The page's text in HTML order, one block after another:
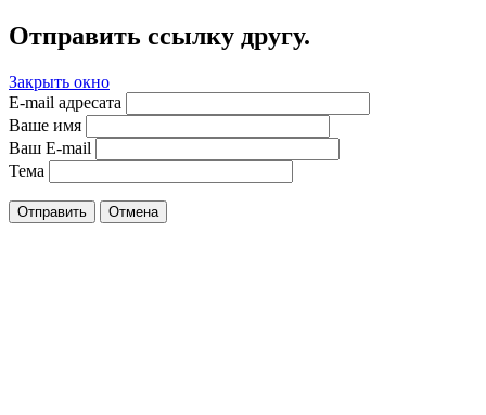
Отправить ссылку другу.
Закрыть окно
E-mail адресата
Ваше имя
Ваш E-mail
Тема
Отправить Отмена